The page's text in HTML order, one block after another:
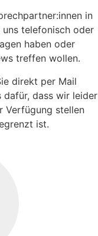
in
uns telefonisch oder
haben oder
treffen wollen.
direkt per Mail
dafür, dass wir leider
Verfügung stellen
ist.